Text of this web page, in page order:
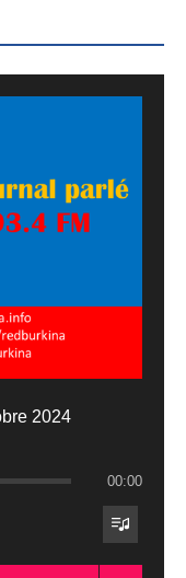
2024
00:00